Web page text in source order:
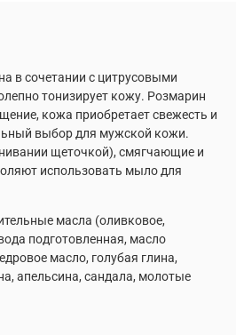
в сочетании с цитрусовыми
тонизирует кожу. Розмарин
кожа приобретает свежесть и
выбор для мужской кожи.
щеточкой), смягчающие и
использовать мыло для
масла (оливковое,
подготовленная, масло
масло, голубая глина,
апельсина, сандала, молотые